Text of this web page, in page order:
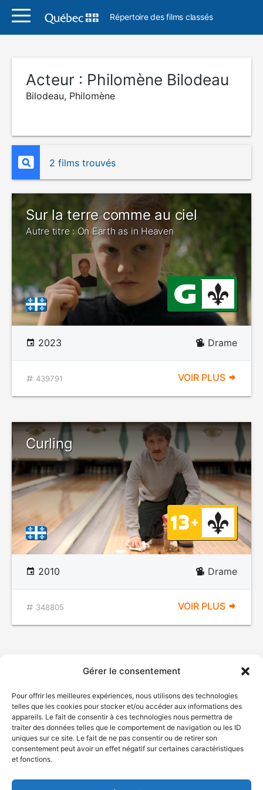
Gérer le consentement
Pour offrir les meilleures expériences, nous utilisons des technologies
telles que les cookies pour stocker et/ou accéder aux informations des
appareils. Le fait de consentir à ces technologies nous permettra de
traiter des données telles que le comportement de navigation ou les ID
uniques sur ce site. Le fait de ne pas consentir ou de retirer son
consentement peut avoir un effet négatif sur certaines caractéristiques
et fonctions.
Répertoire des films classés
Acteur : Philomène Bilodeau
Bilodeau, Philomène
2 films trouvés
Sur la terre comme au ciel
Autre titre : On Earth as in Heaven
2023 Drame
439791 VOIR PLUS
Curling
2010 Drame
348805 VOIR PLUS
© Gouvernement du Québec, 2026
Plan du site